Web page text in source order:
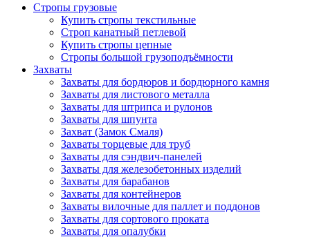
Стропы грузовые
Купить стропы текстильные
Строп канатный петлевой
Купить стропы цепные
Стропы большой грузоподъёмности
Захваты
Захваты для бордюров и бордюрного камня
Захваты для листового металла
Захваты для штрипса и рулонов
Захваты для шпунта
Захват (Замок Смаля)
Захваты торцевые для труб
Захваты для сэндвич-панелей
Захваты для железобетонных изделий
Захваты для барабанов
Захваты для контейнеров
Захваты вилочные для паллет и поддонов
Захваты для сортового проката
Захваты для опалубки